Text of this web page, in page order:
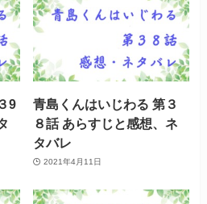
9
青島くんはいじわる 第３
８話 あらすじと感想、ネ
タバレ
2021年4月11日